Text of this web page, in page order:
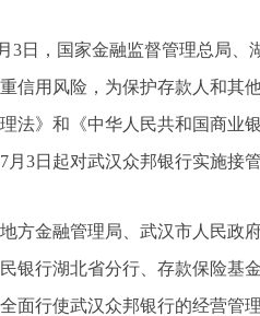
3日，国家金融监督管理总局、
信用风险，为保护存款人和其
法》和《中华人民共和国商业
3日起对武汉众邦银行实施接
方金融管理局、武汉市人民政
银行湖北省分行、存款保险基
面行使武汉众邦银行的经营管理